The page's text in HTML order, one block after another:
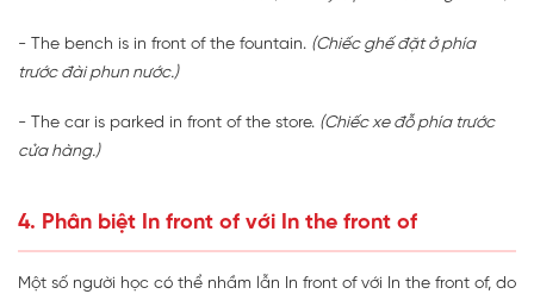
- The bench is in front of the fountain. (Chiếc ghế đặt ở phía
trước đài phun nước.)
- The car is parked in front of the store. (Chiếc xe đỗ phía trước
cửa hàng.)
4. Phân biệt In front of với In the front of
Một số người học có thể nhầm lẫn In front of với In the front of, do